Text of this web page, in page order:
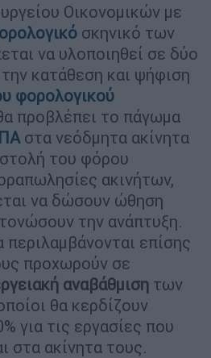
Οικονομικών με
σκηνικό των
να υλοποιηθεί σε δύο
κατάθεση και ψήφιση
φορολογικού
προβλέπει το πάγωμα
στα νεόδμητα ακίνητα
του φόρου
ακινήτων,
να δώσουν ώθηση
την ανάπτυξη.
επίσης
προχωρούν σε
αναβάθμιση των
θα κερδίζουν
για τις εργασίες που
στα ακίνητα τους.